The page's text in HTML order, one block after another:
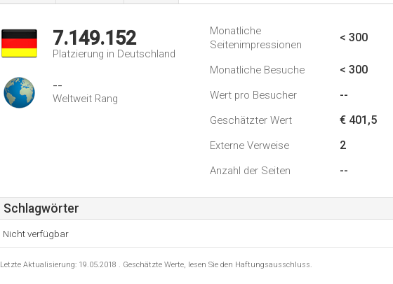
7.149.152
Platzierung in Deutschland
--
Weltweit Rang
Monatliche
Seitenimpressionen
< 300
Monatliche Besuche < 300
Wert pro Besucher --
Geschätzter Wert € 401,5
Externe Verweise 2
Anzahl der Seiten --
Schlagwörter
Nicht verfügbar
Letzte Aktualisierung: 19.05.2018 . Geschätzte Werte, lesen Sie den Haftungsausschluss.